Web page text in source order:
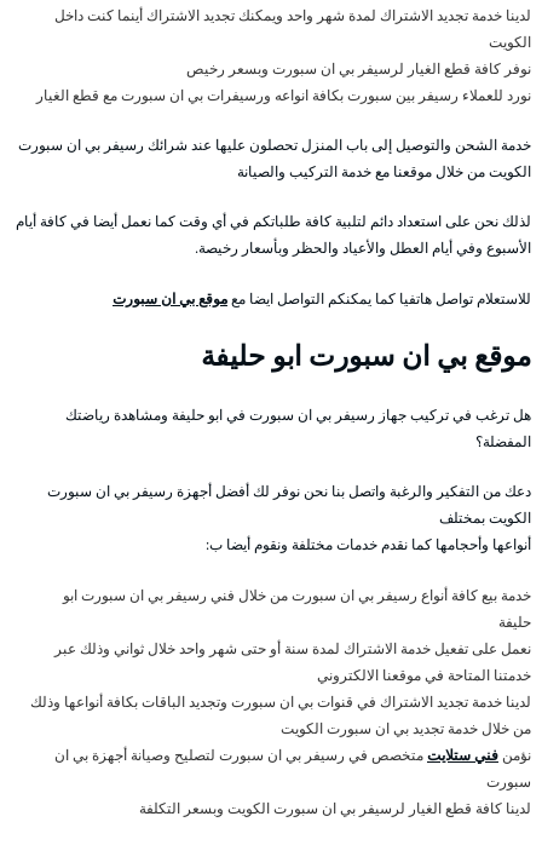
لدينا خدمة تجديد الاشتراك لمدة شهر واحد ويمكنك تجديد الاشتراك أينما كنت داخل
الكويت
نوفر كافة قطع الغيار لرسيفر بي ان سبورت وبسعر رخيص
نورد للعملاء رسيفر بين سبورت بكافة انواعه ورسيفرات بي ان سبورت مع قطع الغيار
خدمة الشحن والتوصيل إلى باب المنزل تحصلون عليها عند شرائك رسيفر بي ان سبورت
الكويت من خلال موقعنا مع خدمة التركيب والصيانة
لذلك نحن على استعداد دائم لتلبية كافة طلباتكم في أي وقت كما نعمل أيضا في كافة أيام
الأسبوع وفي أيام العطل والأعياد والحظر وبأسعار رخيصة.
للاستعلام تواصل هاتفيا كما يمكنكم التواصل ايضا معموقع بي ان سبورت
موقع بي ان سبورت ابو حليفة
هل ترغب في تركيب جهاز رسيفر بي ان سبورت في ابو حليفة ومشاهدة رياضتك
المفضلة؟
دعك من التفكير والرغبة واتصل بنا نحن نوفر لك أفضل أجهزة رسيفر بي ان سبورت
الكويت بمختلف
أنواعها وأحجامها كما نقدم خدمات مختلفة ونقوم أيضا ب:
خدمة بيع كافة أنواع رسيفر بي ان سبورت من خلال فني رسيفر بي ان سبورت ابو
حليفة
نعمل على تفعيل خدمة الاشتراك لمدة سنة أو حتى شهر واحد خلال ثواني وذلك عبر
خدمتنا المتاحة في موقعنا الالكتروني
لدينا خدمة تجديد الاشتراك في قنوات بي ان سبورت وتجديد الباقات بكافة أنواعها وذلك
من خلال خدمة تجديد بي ان سبورت الكويت
نؤمن فني ستلايتمتخصص في رسيفر بي ان سبورت لتصليح وصيانة أجهزة بي ان
سبورت
لدينا كافة قطع الغيار لرسيفر بي ان سبورت الكويت وبسعر التكلفة